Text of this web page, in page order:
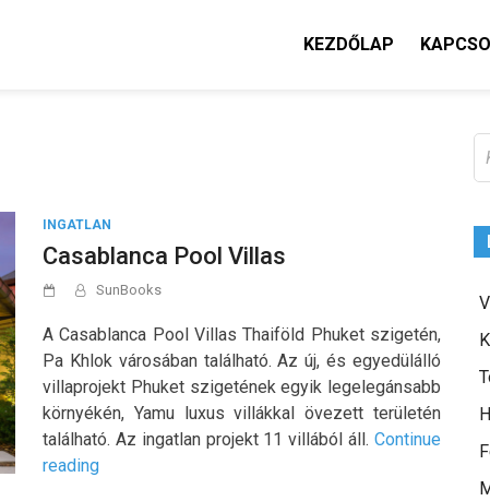
KEZDŐLAP
INGATLAN
Casablanca Pool Villas
SunBooks
A Casablanca Pool Villas Thaiföld Phuket szigetén,
Pa Khlok városában található. Az új, és egyedülálló
villaprojekt Phuket szigetének egyik legelegánsabb
környékén, Yamu luxus villákkal övezett területén
található. Az ingatlan projekt 11 villából áll. Continue
reading„Casablanca